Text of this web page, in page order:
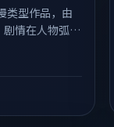
类型作品，由
情在人物弧光
。适合关注国
藏与检索延